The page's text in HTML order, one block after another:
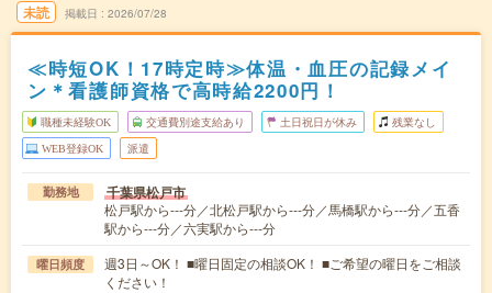
未読 掲載日 2026/07/28
≪時短OK！17時定時≫体温・血圧の記録メイ
ン＊看護師資格で高時給2200円！
職種未経験OK 交通費別途支給あり 土日祝日が休み 残業なし
WEB登録OK 派遣
勤務地 千葉県松戸市
松戸駅から---分／北松戸駅から---分／馬橋駅から---分／五香
駅から---分／六実駅から---分
曜日頻度
週3日～OK！ ■曜日固定の相談OK！ ■ご希望の曜日をご相談
ください！